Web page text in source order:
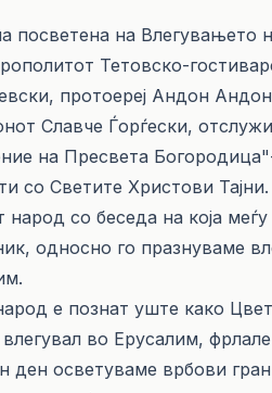
посветена на Влегувањето
Тетовско-
протоереј Андон
Славче Ѓорѓески,
на Пресвета
со Светите Христови
народ со беседа на која
односно го празнуваме
е познат уште како
влегувал во Ерусалим,
ден осветуваме врбови